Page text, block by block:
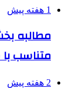
1 هفته پیش
مطالبه
متناسب
2 هفته پیش